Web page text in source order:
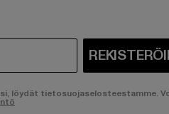
löydät tietosuojaselosteestamme.